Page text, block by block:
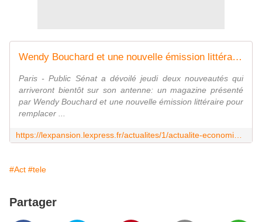
Wendy Bouchard et une nouvelle émission littéraire sur Public Sénat
Paris - Public Sénat a dévoilé jeudi deux nouveautés qui
arriveront bientôt sur son antenne: un magazine présenté
par Wendy Bouchard et une nouvelle émission littéraire pour
remplacer ...
#Act #tele
Partager